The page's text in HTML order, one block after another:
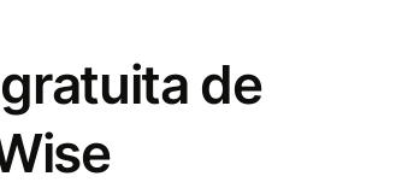
de